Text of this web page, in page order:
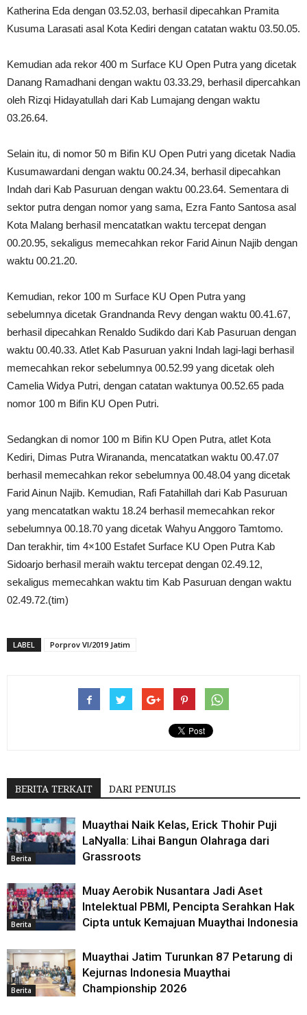
Katherina Eda dengan 03.52.03, berhasil dipecahkan Pramita
Kusuma Larasati asal Kota Kediri dengan catatan waktu 03.50.05.
Kemudian ada rekor 400 m Surface KU Open Putra yang dicetak
Danang Ramadhani dengan waktu 03.33.29, berhasil dipercahkan
oleh Rizqi Hidayatullah dari Kab Lumajang dengan waktu
03.26.64.
Selain itu, di nomor 50 m Bifin KU Open Putri yang dicetak Nadia
Kusumawardani dengan waktu 00.24.34, berhasil dipecahkan
Indah dari Kab Pasuruan dengan waktu 00.23.64. Sementara di
sektor putra dengan nomor yang sama, Ezra Fanto Santosa asal
Kota Malang berhasil mencatatkan waktu tercepat dengan
00.20.95, sekaligus memecahkan rekor Farid Ainun Najib dengan
waktu 00.21.20.
Kemudian, rekor 100 m Surface KU Open Putra yang
sebelumnya dicetak Grandnanda Revy dengan waktu 00.41.67,
berhasil dipecahkan Renaldo Sudikdo dari Kab Pasuruan dengan
waktu 00.40.33. Atlet Kab Pasuruan yakni Indah lagi-lagi berhasil
memecahkan rekor sebelumnya 00.52.99 yang dicetak oleh
Camelia Widya Putri, dengan catatan waktunya 00.52.65 pada
nomor 100 m Bifin KU Open Putri.
Sedangkan di nomor 100 m Bifin KU Open Putra, atlet Kota
Kediri, Dimas Putra Wirananda, mencatatkan waktu 00.47.07
berhasil memecahkan rekor sebelumnya 00.48.04 yang dicetak
Farid Ainun Najib. Kemudian, Rafi Fatahillah dari Kab Pasuruan
yang mencatatkan waktu 18.24 berhasil memecahkan rekor
sebelumnya 00.18.70 yang dicetak Wahyu Anggoro Tamtomo.
Dan terakhir, tim 4×100 Estafet Surface KU Open Putra Kab
Sidoarjo berhasil meraih waktu tercepat dengan 02.49.12,
sekaligus memecahkan waktu tim Kab Pasuruan dengan waktu
02.49.72.(tim)
LABEL Porprov VI/2019 Jatim
BERITA TERKAIT DARI PENULIS
Berita
Muaythai Naik Kelas, Erick Thohir Puji
LaNyalla: Lihai Bangun Olahraga dari
Grassroots
Berita
Muay Aerobik Nusantara Jadi Aset
Intelektual PBMI, Pencipta Serahkan Hak
Cipta untuk Kemajuan Muaythai Indonesia
Berita
Muaythai Jatim Turunkan 87 Petarung di
Kejurnas Indonesia Muaythai
Championship 2026